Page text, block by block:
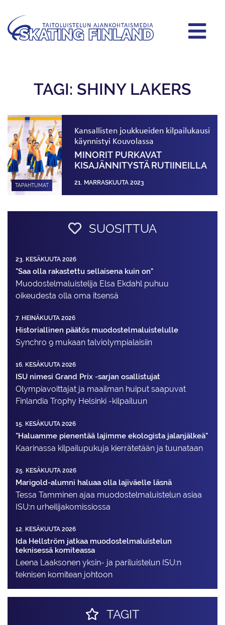
TAGI: SHINY LAKERS
TAPAHTUMAT
Kansallisten joukkueiden kilpailukausi
käynnistyi Kouvolassa
MINORIT PURKAVAT
KISAJÄNNITYSTÄ RUTIINEILLA
21. MARRASKUUTA 2023
SUOSITTUA
23. KESÄKUUTA 2026
"Saa olla rakastettu sellaisena kuin on"
Muodostelma­luistelija Elsa Ekdahl puhuu
oikeudesta olla oma itsensä
7. HEINÄKUUTA 2026
Historiallinen päätös muodostelmaluistelulle
Synchro 9 mukaan talviolympialaisiin
16. KESÄKUUTA 2026
ISU nimesi Grand Prix -sarjan osallistujat
Olympiavoittajat ja maailman huiput saapuvat
Finlandia Trophy Helsinki -kilpailuun
15. KESÄKUUTA 2026
"Haluamme pienentää lajimme ekologista jalanjälkeä"
Kaarinassa kilpailupukuja kierrätetään ja tuunataan
25. KESÄKUUTA 2026
Marigold-alumni haluaa olla lajiväelle läsnä
Tessa Tamminen ajaa muodostelma­luistelun asiaa
ISU:n urheilija­komissiossa
12. KESÄKUUTA 2026
Ida Hellström jatkaa muodostelmaluistelun
teknisessä komiteassa
Leena Laaksonen yksin- ja pariluistelun ISU:n
teknisen komitean johtoon
TAGIT